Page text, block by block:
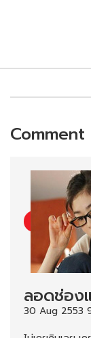
Comment
ลอดช่อง
30 Aug 2553